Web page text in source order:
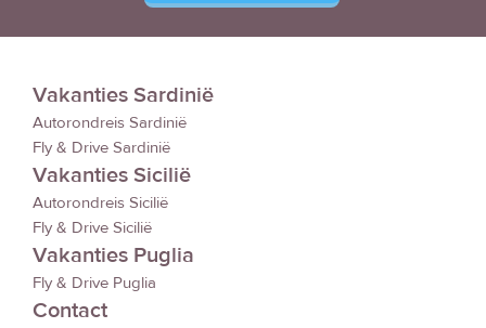
Vakanties Sardinië
Autorondreis Sardinië
Fly & Drive Sardinië
Vakanties Sicilië
Autorondreis Sicilië
Fly & Drive Sicilië
Vakanties Puglia
Fly & Drive Puglia
Contact